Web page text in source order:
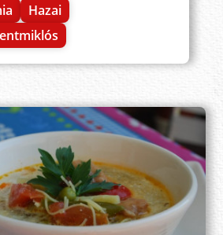
Hazai